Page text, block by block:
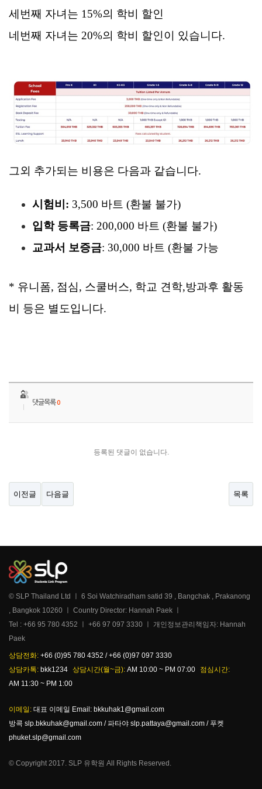
세번째 자녀는 15%의 학비 할인
네번째 자녀는 20%의 학비 할인이 있습니다.
그외 추가되는 비용은 다음과 같습니다.
시험비: 3,500 바트 (환불 불가)
입학 등록금: 200,000 바트 (환불 불가)
교과서 보증금: 30,000 바트 (환불 가능
* 유니폼, 점심, 스쿨버스, 학교 견학,방과후 활동
비 등은 별도입니다.
댓글목록0
등록된 댓글이 없습니다.
이전글 다음글 목록
© SLP Thailand Ltd ㅣ 6 Soi Watchiradham satid 39 , Bangchak , Prakanong
, Bangkok 10260 ㅣ Country Director: Hannah Paek ㅣ
Tel : +66 95 780 4352 ㅣ +66 97 097 3330 ㅣ 개인정보관리책임자: Hannah
Paek
상담전화: +66 (0)95 780 4352 / +66 (0)97 097 3330
상담카톡: bkk1234 상담시간(월~금): AM 10:00 ~ PM 07:00
점심시간:
AM 11:30 ~ PM 1:00
이메일: 대표 이메일 Email: bkkuhak1@gmail.com
방콕 slp.bkkuhak@gmail.com / 파타야 slp.pattaya@gmail.com / 푸켓
phuket.slp@gmail.com
© Copyright 2017. SLP 유학원 All Rights Reserved.